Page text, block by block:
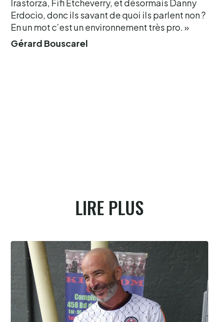
Irastorza, Fifi Etcheverry, et désormais Danny
Erdocio, donc ils savant de quoi ils parlent non ?
En un mot c’est un environnement très pro. »
Gérard Bouscarel
LIRE PLUS